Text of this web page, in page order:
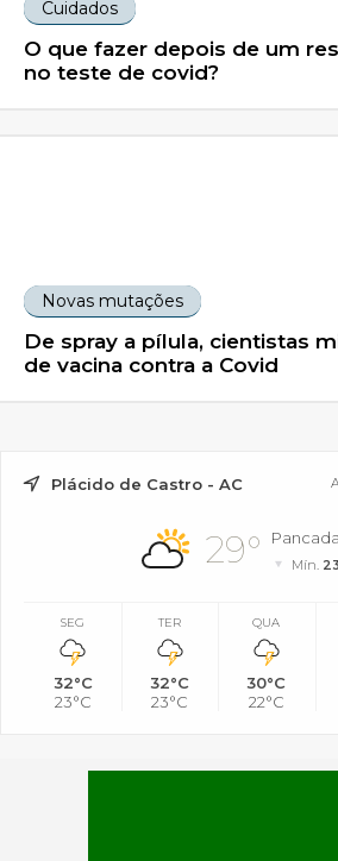
Cuidados
O que fazer depois de um
no teste de covid?
Novas mutações
De spray a pílula, cientistas
de vacina contra a Covid
Plácido de Castro - AC
29° Mín.
SEG
32°C
23°C
TER
32°C
23°C
QUA
30°C
22°C